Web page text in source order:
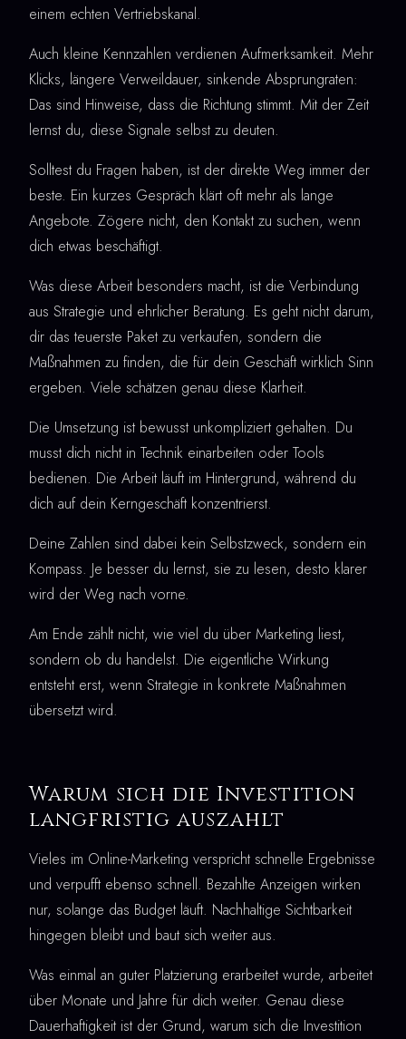
einem echten Vertriebskanal.
Auch kleine Kennzahlen verdienen Aufmerksamkeit. Mehr
Klicks, längere Verweildauer, sinkende Absprungraten:
Das sind Hinweise, dass die Richtung stimmt. Mit der Zeit
lernst du, diese Signale selbst zu deuten.
Solltest du Fragen haben, ist der direkte Weg immer der
beste. Ein kurzes Gespräch klärt oft mehr als lange
Angebote. Zögere nicht, den Kontakt zu suchen, wenn
dich etwas beschäftigt.
Was diese Arbeit besonders macht, ist die Verbindung
aus Strategie und ehrlicher Beratung. Es geht nicht darum,
dir das teuerste Paket zu verkaufen, sondern die
Maßnahmen zu finden, die für dein Geschäft wirklich Sinn
ergeben. Viele schätzen genau diese Klarheit.
Die Umsetzung ist bewusst unkompliziert gehalten. Du
musst dich nicht in Technik einarbeiten oder Tools
bedienen. Die Arbeit läuft im Hintergrund, während du
dich auf dein Kerngeschäft konzentrierst.
Deine Zahlen sind dabei kein Selbstzweck, sondern ein
Kompass. Je besser du lernst, sie zu lesen, desto klarer
wird der Weg nach vorne.
Am Ende zählt nicht, wie viel du über Marketing liest,
sondern ob du handelst. Die eigentliche Wirkung
entsteht erst, wenn Strategie in konkrete Maßnahmen
übersetzt wird.
Warum sich die Investition
langfristig auszahlt
Vieles im Online-Marketing verspricht schnelle Ergebnisse
und verpufft ebenso schnell. Bezahlte Anzeigen wirken
nur, solange das Budget läuft. Nachhaltige Sichtbarkeit
hingegen bleibt und baut sich weiter aus.
Was einmal an guter Platzierung erarbeitet wurde, arbeitet
über Monate und Jahre für dich weiter. Genau diese
Dauerhaftigkeit ist der Grund, warum sich die Investition